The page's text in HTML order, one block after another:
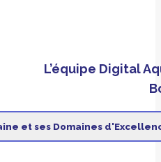
L’équipe Digital
et ses Domaines